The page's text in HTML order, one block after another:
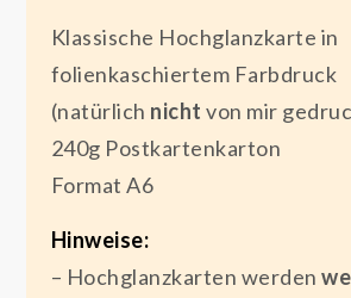
Klassische Hochglanzkarte in
folienkaschiertem Farbdruck
(natürlich nicht von mir
240g Postkartenkarton
Format A6
Hinweise:
– Hochglanzkarten werden